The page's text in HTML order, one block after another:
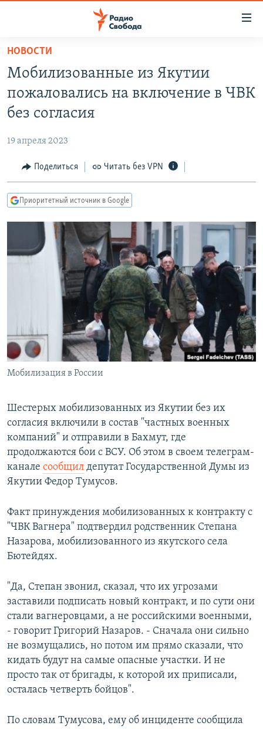
упрощенного
доступа
основному
Вернутся
Вернутся
ПРОГРАММЫ
АВТОРСКИЕ ПРОЕКТЫ
МНЕНИЯ
КУЛЬТУРА
КАВКАЗ.РЕАЛИИ
СЕВЕР.РЕАЛИИ
СИБИРЬ.РЕАЛИИ
РАСПИСАНИЕ ВЕЩАНИЯ
ПОДПИШИТЕСЬ НА РАССЫЛКУ
СОЦИАЛЬНЫЕ СЕТИ
Все сайты РСЕ/РС
НОВОСТИ
Мобилизованные из Якутии
пожаловались на включение в ЧВК
без согласия
19 апреля 2023
Поделиться Читать без VPN
Приоритетный источник в Google
Мобилизация в России
Шестерых мобилизованных из Якутии без их
согласия включили в состав "частных военных
компаний" и отправили в Бахмут, где
продолжаются бои с ВСУ. Об этом в своем телеграм-
канале сообщил депутат Государственной Думы из
Якутии Федор Тумусов.
Факт принуждения мобилизованных к контракту с
"ЧВК Вагнера" подтвердил родственник Степана
Назарова, мобилизованного из якутского села
Бютейдях.
"Да, Степан звонил, сказал, что их угрозами
заставили подписать новый контракт, и по сути они
стали вагнеровцами, а не российскими военными,
- говорит Григорий Назаров. - Сначала они сильно
не возмущались, но потом им прямо сказали, что
кидать будут на самые опасные участки. И не
просто так от бригады, к которой их приписали,
осталась четверть бойцов".
По словам Тумусова, ему об инциденте сообщила